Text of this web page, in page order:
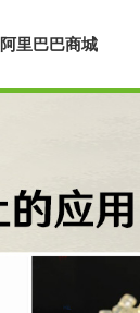
阿里巴巴商城